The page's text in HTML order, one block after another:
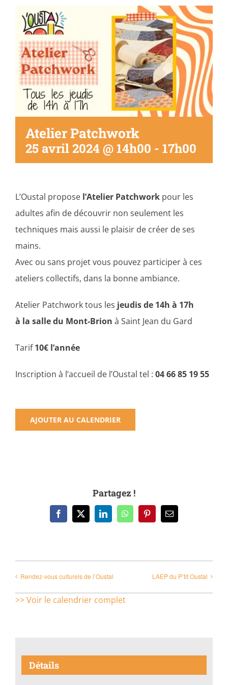
Séniors, Vie locale
Contacts
Atelier Patchwork
25 avril 2024 @ 14h00 - 17h00
L’Oustal propose l’Atelier Patchwork pour les
adultes afin de découvrir non seulement les
techniques mais aussi le plaisir de créer de ses
mains.
Avec ou sans projet vous pouvez participer à ces
ateliers collectifs, dans la bonne ambiance.
Atelier Patchwork tous les jeudis de 14h à 17h
à la salle du Mont-Brion à Saint Jean du Gard
Tarif10€ l’année
Inscription à l’accueil de l’Oustal tel : 04 66 85 19 55
AJOUTER AU CALENDRIER
Partagez !
Facebook
X LinkedInWhatsAppPinterestEmail
Rendez-vous culturels de l’Oustal LAEP du P’tit Oustal
>> Voir le calendrier complet
Détails